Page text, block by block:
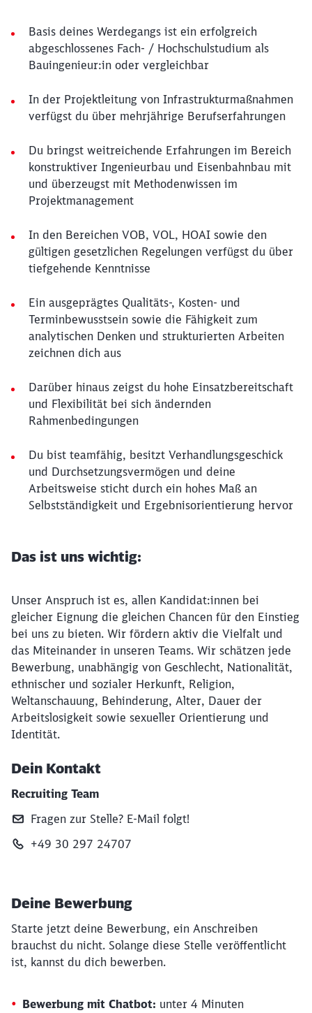
Basis deines Werdegangs ist ein erfolgreich
abgeschlossenes Fach- / Hochschulstudium als
Bauingenieur:in oder vergleichbar
In der Projektleitung von Infrastrukturmaßnahmen
verfügst du über mehrjährige Berufserfahrungen
Du bringst weitreichende Erfahrungen im Bereich
konstruktiver Ingenieurbau und Eisenbahnbau mit
und überzeugst mit Methodenwissen im
Projektmanagement
In den Bereichen VOB, VOL, HOAI sowie den
gültigen gesetzlichen Regelungen verfügst du über
tiefgehende Kenntnisse
Ein ausgeprägtes Qualitäts-, Kosten- und
Terminbewusstsein sowie die Fähigkeit zum
analytischen Denken und strukturierten Arbeiten
zeichnen dich aus
Darüber hinaus zeigst du hohe Einsatzbereitschaft
und Flexibilität bei sich ändernden
Rahmenbedingungen
Du bist teamfähig, besitzt Verhandlungsgeschick
und Durchsetzungsvermögen und deine
Arbeitsweise sticht durch ein hohes Maß an
Selbstständigkeit und Ergebnisorientierung hervor
Das ist uns wichtig:
Unser Anspruch ist es, allen Kandidat:innen bei
gleicher Eignung die gleichen Chancen für den Einstieg
bei uns zu bieten. Wir fördern aktiv die Vielfalt und
das Miteinander in unseren Teams. Wir schätzen jede
Bewerbung, unabhängig von Geschlecht, Nationalität,
ethnischer und sozialer Herkunft, Religion,
Weltanschauung, Behinderung, Alter, Dauer der
Arbeitslosigkeit sowie sexueller Orientierung und
Identität.
Dein Kontakt
Recruiting Team
Fragen zur Stelle? E‑Mail folgt!
+49 30 297 24707
Deine Bewerbung
Starte jetzt deine Bewerbung, ein Anschreiben
brauchst du nicht. Solange diese Stelle veröffentlicht
ist, kannst du dich bewerben.
Bewerbung mit Chatbot: unter 4 Minuten